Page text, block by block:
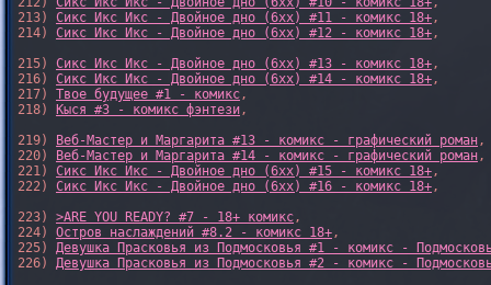
213) Сикс Икс Икс - Двойное дно (6xx) #11 - комикс 18+,
214) Сикс Икс Икс - Двойное дно (6xx) #12 - комикс 18+,
215) Сикс Икс Икс - Двойное дно (6xx) #13 - комикс 18+,
216) Сикс Икс Икс - Двойное дно (6xx) #14 - комикс 18+,
217) Твое будущее #1 - комикс,
218)
Кыся #3 - комикс фэнтези,
219)
Веб-Мастер и Маргарита #13 - комикс - графический роман,
220)
Веб-Мастер и Маргарита #14 - комикс - графический роман,
221) Сикс Икс Икс - Двойное дно (6xx) #15 - комикс 18+,
222) Сикс Икс Икс - Двойное дно (6xx) #16 - комикс 18+,
223) >ARE YOU READY? #7 - 18+ комикс,
224) Остров наслаждений #8.2 - комикс 18+,
225) Девушка Прасковья из Подмосковья #1 - комикс -
226) Девушка Прасковья из Подмосковья #2 - комикс -